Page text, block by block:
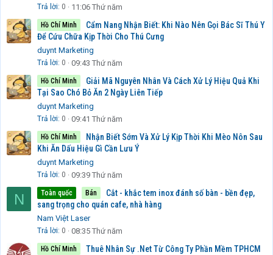
Trả lời 0 11:06 Thứ năm
Hồ Chí Minh
Cẩm Nang Nhận Biết: Khi Nào Nên Gọi Bác Sĩ Thú Y
Để Cứu Chữa Kịp Thời Cho Thú Cưng
duynt Marketing
Trả lời 0 09:43 Thứ năm
Hồ Chí Minh
Giải Mã Nguyên Nhân Và Cách Xử Lý Hiệu Quả Khi
Tại Sao Chó Bỏ Ăn 2 Ngày Liên Tiếp
duynt Marketing
Trả lời 0 09:41 Thứ năm
Hồ Chí Minh
Nhận Biết Sớm Và Xử Lý Kịp Thời Khi Mèo Nôn Sau
Khi Ăn Dấu Hiệu Gì Cần Lưu Ý
duynt Marketing
Trả lời 0 09:39 Thứ năm
N Toàn quốc Bán
Cắt - khắc tem inox đánh số bàn - bền đẹp,
sang trọng cho quán cafe, nhà hàng
Nam Việt Laser
Trả lời 0 08:35 Thứ năm
Hồ Chí Minh
Thuê Nhân Sự .Net Từ Công Ty Phần Mềm TPHCM